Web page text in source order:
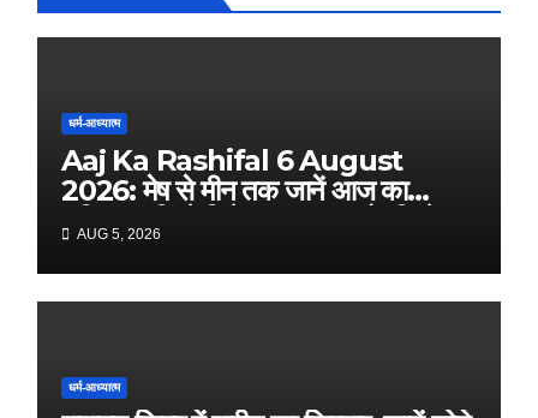
धर्म-आध्यात्म
Aaj Ka Rashifal 6 August
2026: मेष से मीन तक जानें आज का
राशिफल, किसे मिलेगा धन लाभ और किसे
रहना होगा सतर्क
AUG 5, 2026
धर्म-आध्यात्म